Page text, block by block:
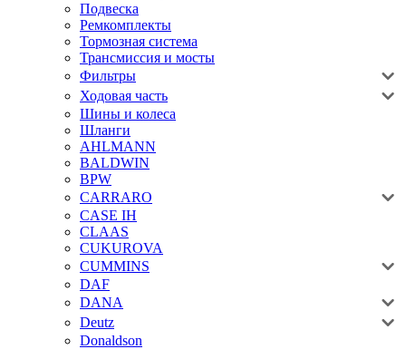
Подвеска
Ремкомплекты
Тормозная система
Трансмиссия и мосты
Фильтры
Ходовая часть
Шины и колеса
Шланги
AHLMANN
BALDWIN
BPW
CARRARO
CASE IH
CLAAS
CUKUROVA
CUMMINS
DAF
DANA
Deutz
Donaldson